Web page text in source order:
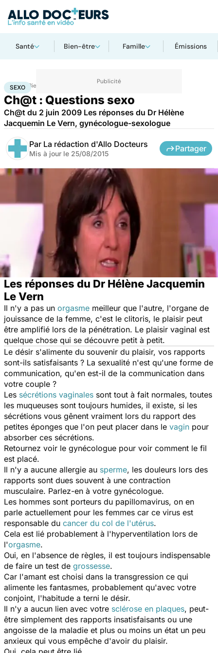
Santé Bien-être Famille Émissions
Accueil Bien-être
SEXO
Ch@t : Questions sexo
Ch@t du 2 juin 2009 Les réponses du Dr Hélène
Jacquemin Le Vern, gynécologue-sexologue
Par La rédaction d'Allo Docteurs
Mis à jour le 25/08/2015
Partager
Les réponses du Dr Hélène Jacquemin
Le Vern
Il n'y a pas un orgasme meilleur que l'autre, l'organe de
jouissance de la femme, c'est le clitoris, le plaisir peut
être amplifié lors de la pénétration. Le plaisir vaginal est
quelque chose qui se découvre petit à petit.
Le désir s'alimente du souvenir du plaisir, vos rapports
sont-ils satisfaisants ? La sexualité n'est qu'une forme de
communication, qu'en est-il de la communication dans
votre couple ?
Les sécrétions vaginales sont tout à fait normales, toutes
les muqueuses sont toujours humides, il existe, si les
sécrétions vous gênent vraiment lors du rapport des
petites éponges que l'on peut placer dans le vagin pour
absorber ces sécrétions.
Retournez voir le gynécologue pour voir comment le fil
est placé.
Il n'y a aucune allergie au sperme, les douleurs lors des
rapports sont dues souvent à une contraction
musculaire. Parlez-en à votre gynécologue.
Les hommes sont porteurs du papillomavirus, on en
parle actuellement pour les femmes car ce virus est
responsable du cancer du col de l'utérus.
Cela est lié probablement à l'hyperventilation lors de
l'orgasme.
Oui, en l'absence de règles, il est toujours indispensable
de faire un test de grossesse.
Car l'amant est choisi dans la transgression ce qui
alimente les fantasmes, probablement qu'avec votre
conjoint, l'habitude a terni le désir.
Il n'y a aucun lien avec votre sclérose en plaques, peut-
être simplement des rapports insatisfaisants ou une
angoisse de la maladie et plus ou moins un état un peu
anxieux qui vous empêche d'avoir du plaisir.